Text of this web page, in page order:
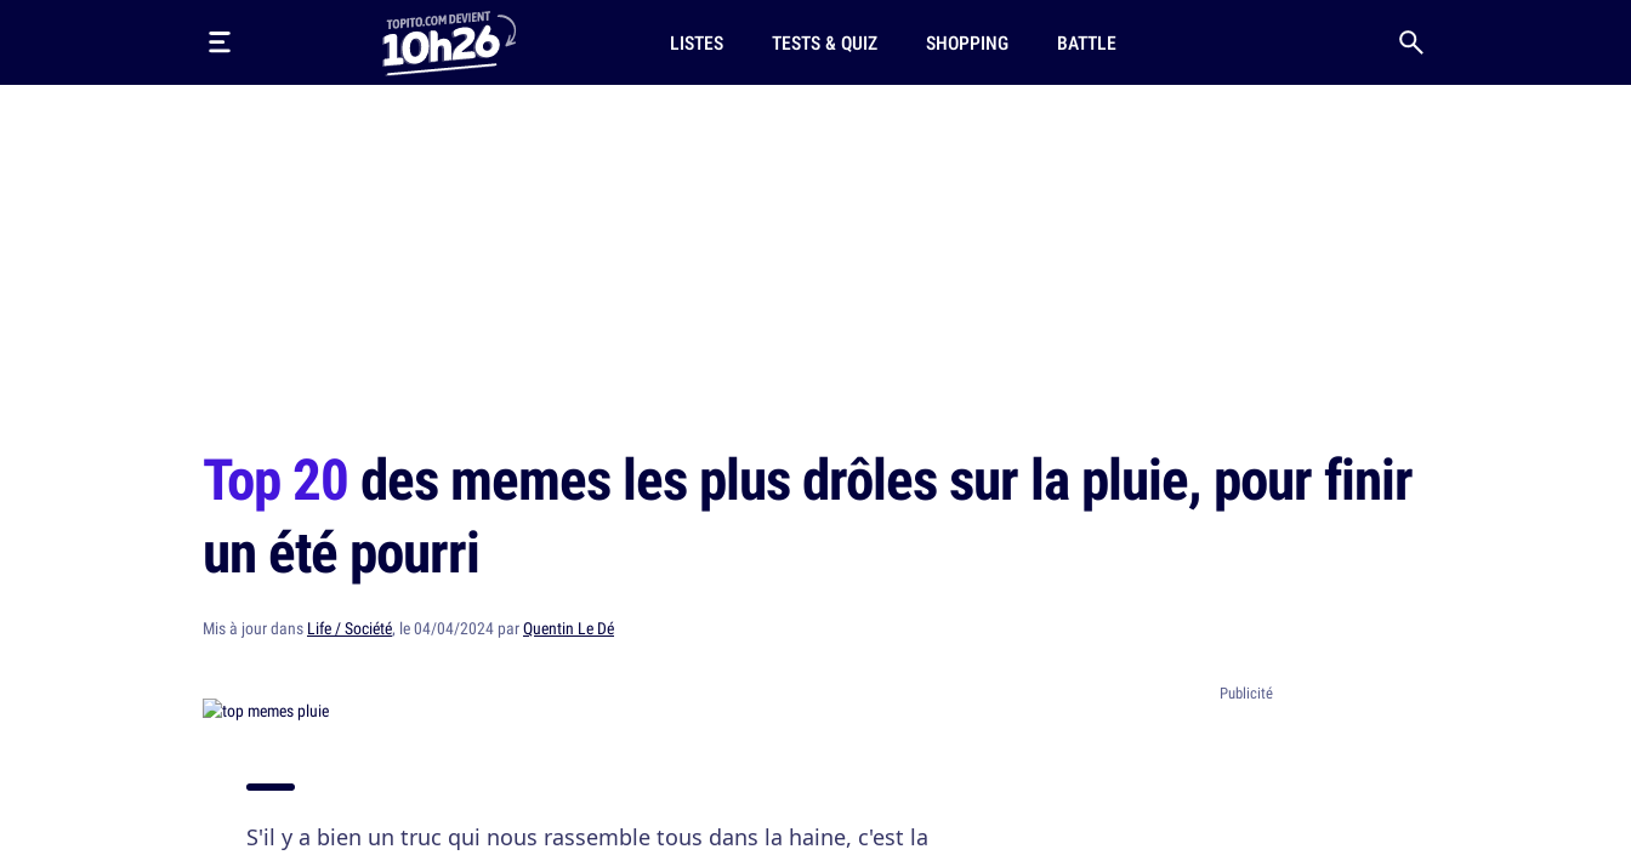
LISTES TESTS & QUIZ SHOPPING BATTLE
Top 20des memes les plus drôles sur la pluie, pour finir
un été pourri
Mis à jour dans Life / Société, le 04/04/2024 parQuentin Le Dé
S'il y a bien un truc qui nous rassemble tous dans la haine, c'est la